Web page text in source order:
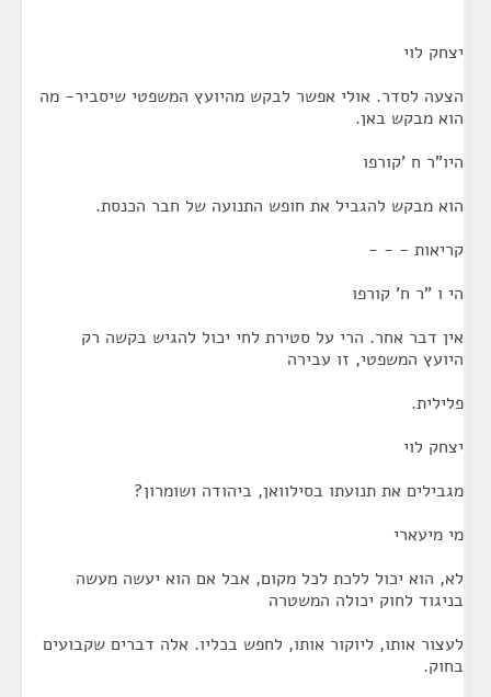
יצחק לוי
הצעה לסדר. אולי אפשר לבקש מהיועץ המשפטי שיסביר- מה
הוא מבקש באן.
היו"ר ח 'קורפו
הוא מבקש להגביל את חופש התנועה של חבר הכנסת.
קריאות - - -
הי ו "ר ח' קורפו
אין דבר אחר. הרי על סטירת לחי יכול להגיש בקשה רק
היועץ המשפטי, זו עבירה
פלילית.
יצחק לוי
מגבילים את תנועתו בסילוואן, ביהודה ושומרון?
מי מיעארי
לא, הוא יכול ללכת לכל מקום, אבל אם הוא יעשה מעשה
בניגוד לחוק יכולה המשטרה
לעצור אותו, ליוקור אותו, לחפש בכליו. אלה דברים שקבועים
בחוק.